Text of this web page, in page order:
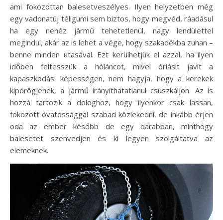
ami fokozottan balesetveszélyes. Ilyen helyzetben még
egy vadonatúj téligumi sem biztos, hogy megvéd, ráadásul
ha egy nehéz jármű tehetetlenül, nagy lendülettel
megindul, akár az is lehet a vége, hogy szakadékba zuhan –
benne minden utasával. Ezt kerülhetjük el azzal, ha ilyen
időben feltesszük a hóláncot, mivel óriásit javít a
kapaszkodási képességen, nem hagyja, hogy a kerekek
kipörögjenek, a jármű irányíthatatlanul csúszkáljon. Az is
hozzá tartozik a dologhoz, hogy ilyenkor csak lassan,
fokozott óvatossággal szabad közlekedni, de inkább érjen
oda az ember később de egy darabban, minthogy
balesetet szenvedjen és ki legyen szolgáltatva az
elemeknek.